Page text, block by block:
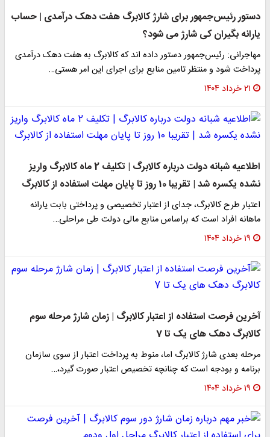
دستور رئیس‌جمهور برای شارژ کالابرگ هفت دهک درآمدی | حساب
یارانه بگیران کی شارژ می شود؟
مهاجرانی: رئیس‌جمهور دستور داده اند که کالابرگ به هفت دهک درآمدی
پرداخت شود و منتظر تامین منابع برای اجرای این امر هستی…
۲۱ خرداد ۱۴۰۴
اطلاعیه شبانه دولت درباره کالابرگ | تکلیف 2 ماه کالابرگ واریز
نشده یکسره شد | تقریبا 10 روز تا پایان مهلت استفاده از کالابرگ
اعتبار طرح کالابرگ، جدای از اعتبار تخصیصی و پرداختی بابت یارانه
ماهانه افراد است که براساس منابع مالی دولت طی مراحلی…
۱۹ خرداد ۱۴۰۴
آخرین فرصت استفاده از اعتبار کالابرگ | زمان شارژ مرحله سوم
کالابرگ دهک های یک تا 7
مرحله بعدی شارژ کالابرگ اما، منوط به پرداخت اعتبار از سوی سازمان
برنامه و بودجه است که چنانچه تخصیص اعتبار صورت گیرد،…
۱۹ خرداد ۱۴۰۴